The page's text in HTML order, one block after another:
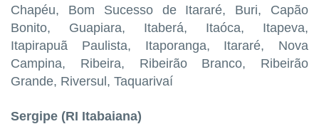
Chapéu, Bom Sucesso de Itararé, Buri, Capão
Bonito, Guapiara, Itaberá, Itaóca, Itapeva,
Itapirapuã Paulista, Itaporanga, Itararé, Nova
Campina, Ribeira, Ribeirão Branco, Ribeirão
Grande, Riversul, Taquarivaí
Sergipe (RI Itabaiana)